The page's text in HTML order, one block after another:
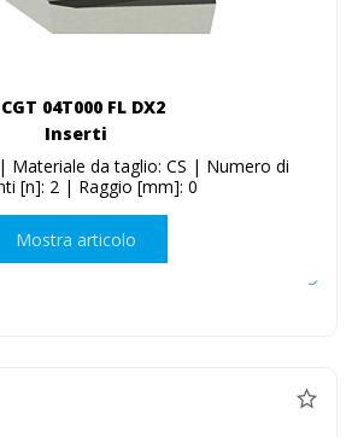
04T000 FL DX2
Inserti
Materiale da taglio: CS | Numero di
[n]: 2 | Raggio [mm]: 0
Mostra articolo